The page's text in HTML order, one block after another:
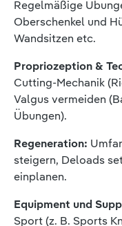
Regelmäßige
Oberschenkel und
Wandsitzen etc.
Propriozeption &
Cutting-Mechanik
Valgus vermeiden
Übungen).
Regeneration:
steigern, Deloads
einplanen.
Equipment und
Sport (z. B. Sports